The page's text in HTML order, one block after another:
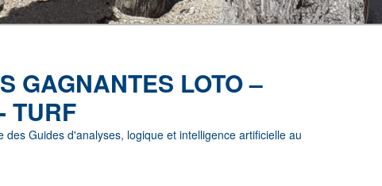
GAGNANTES LOTO –
TURF
des Guides d'analyses, logique et intelligence artificielle au